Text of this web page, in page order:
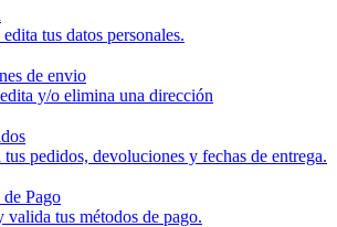
tus datos personales.
de envio
y/o elimina una dirección
tus pedidos, devoluciones y fechas de entrega.
Pago
valida tus métodos de pago.